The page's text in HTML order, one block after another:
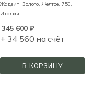
Жадеит, Золото, Желтое, 750,
Италия
345 600₽
+ 34 560 на счёт
В КОРЗИНУ